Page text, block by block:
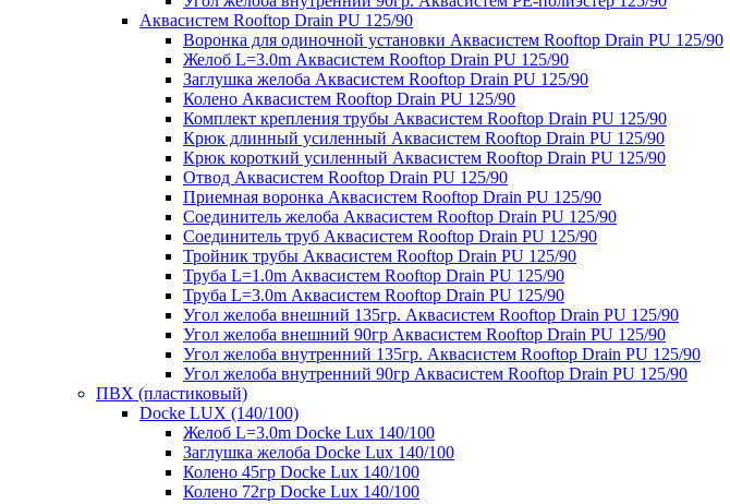
Аквасистем Rooftop Drain PU 125/90
Воронка для одиночной установки Аквасистем Rooftop Drain PU 125/90
Желоб L=3.0m Аквасистем Rooftop Drain PU 125/90
Заглушка желоба Аквасистем Rooftop Drain PU 125/90
Колено Аквасистем Rooftop Drain PU 125/90
Комплект крепления трубы Аквасистем Rooftop Drain PU 125/90
Крюк длинный усиленный Аквасистем Rooftop Drain PU 125/90
Крюк короткий усиленный Аквасистем Rooftop Drain PU 125/90
Отвод Аквасистем Rooftop Drain PU 125/90
Приемная воронка Аквасистем Rooftop Drain PU 125/90
Соединитель желоба Аквасистем Rooftop Drain PU 125/90
Соединитель труб Аквасистем Rooftop Drain PU 125/90
Тройник трубы Аквасистем Rooftop Drain PU 125/90
Труба L=1.0m Аквасистем Rooftop Drain PU 125/90
Труба L=3.0m Аквасистем Rooftop Drain PU 125/90
Угол желоба внешний 135гр. Аквасистем Rooftop Drain PU 125/90
Угол желоба внешний 90гр Аквасистем Rooftop Drain PU 125/90
Угол желоба внутренний 135гр. Аквасистем Rooftop Drain PU 125/90
Угол желоба внутренний 90гр Аквасистем Rooftop Drain PU 125/90
ПВХ (пластиковый)
Docke LUX (140/100)
Желоб L=3.0m Docke Lux 140/100
Заглушка желоба Docke Lux 140/100
Колено 45гр Docke Lux 140/100
Колено 72гр Docke Lux 140/100